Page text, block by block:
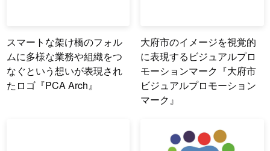
スマートな架け橋のフォル
ムに多様な業務や組織をつ
なぐという想いが表現され
たロゴ『PCA Arch』
大府市のイメージを視覚的
に表現するビジュアルプロ
モーションマーク『大府市
ビジュアルプロモーション
マーク』